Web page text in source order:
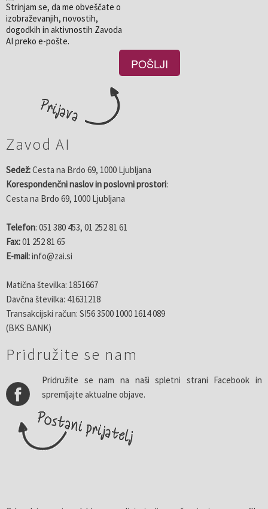
Strinjam se, da me obveščate o
izobraževanjih, novostih,
dogodkih in aktivnostih Zavoda
AI preko e-pošte.
Zavod AI
Sedež:Cesta na Brdo 69, 1000 Ljubljana
Korespondenčni naslov in poslovni prostori:
Cesta na Brdo 69, 1000 Ljubljana
Telefon: 051 380 453, 01 252 81 61
Fax:01 252 81 65
E-mail:info@zai.si
Matična številka: 1851667
Davčna številka: 41631218
Transakcijski račun: SI56 3500 1000 1614 089
(BKS BANK)
Pridružite se nam
Pridružite se nam na naši spletni strani Facebook in
spremljajte aktualne objave.